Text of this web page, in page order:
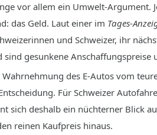
vor allem ein Umwelt-Argument.
das Geld. Laut einer im Tages-
und Schweizer, ihr
sind gesunkene Anschaffungspreise
des E-Autos vom
Für Schweizer
sich deshalb ein nüchterner Blick
reinen Kaufpreis hinaus.